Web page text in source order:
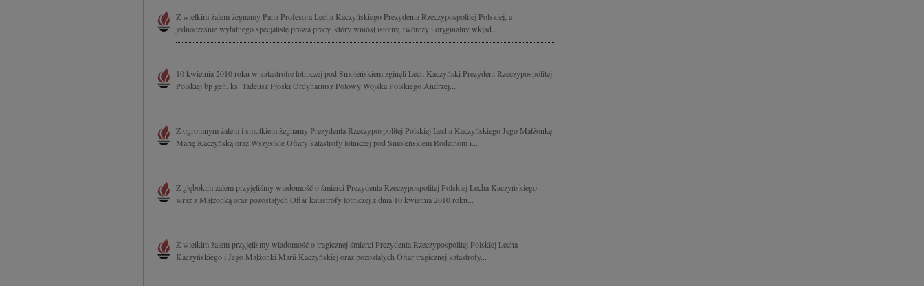
Z wielkim żalem żegnamy Pana Profesora Lecha Kaczyńskiego Prezydenta Rzeczypospolitej Polskiej, a
jednocześnie wybitnego specjalistę prawa pracy, który wniósł istotny, twórczy i oryginalny wkład...
10 kwietnia 2010 roku w katastrofie lotniczej pod Smoleńskiem zginęli Lech Kaczyński Prezydent Rzeczypospolitej
Polskiej bp gen. ks. Tadeusz Płoski Ordynariusz Polowy Wojska Polskiego Andrzej...
Z ogromnym żalem i smutkiem żegnamy Prezydenta Rzeczypospolitej Polskiej Lecha Kaczyńskiego Jego Małżonkę
Marię Kaczyńską oraz Wszystkie Ofiary katastrofy lotniczej pod Smoleńskiem Rodzinom i...
Z głębokim żalem przyjęliśmy wiadomość o śmierci Prezydenta Rzeczypospolitej Polskiej Lecha Kaczyńskiego
wraz z Małżonką oraz pozostałych Ofiar katastrofy lotniczej z dnia 10 kwietnia 2010 roku...
Z wielkim żalem przyjęliśmy wiadomość o tragicznej śmierci Prezydenta Rzeczypospolitej Polskiej Lecha
Kaczyńskiego i Jego Małżonki Marii Kaczyńskiej oraz pozostałych Ofiar tragicznej katastrofy...